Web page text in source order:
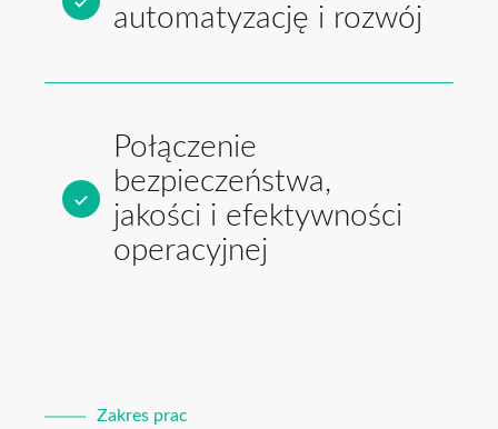
automatyzację i rozwój
Połączenie
bezpieczeństwa,
jakości i efektywności
operacyjnej
Zakres prac